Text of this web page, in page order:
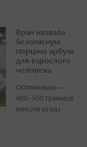
Врач назвала
безопасную
порцию арбуза
для взрослого
человека
Оптимально —
400–500 граммов
мякоти за раз